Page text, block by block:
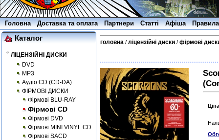
Головна Доставка та оплата Партнери Статті Афіша
Каталог
ЛІЦЕНЗІЙНІ ДИСКИ
DVD
MP3
Аудіо CD (CD-DA)
ФІРМОВІ ДИСКИ
Фірмові BLU-RAY
Фірмові CD
Фірмові DVD
Фірмові MINI VINYL CD
Фірмові SACD
головна / ліцензійні диски / фірмові